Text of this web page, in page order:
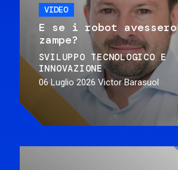
VIDEO
E se i robot
zampe?
SVILUPPO TECNOLOGICO E
INNOVAZIONE
06 Luglio 2026 Victor Barasuol